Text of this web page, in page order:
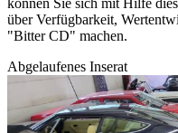
über Verfügbarkeit,
"Bitter CD" machen.
Abgelaufenes Inserat